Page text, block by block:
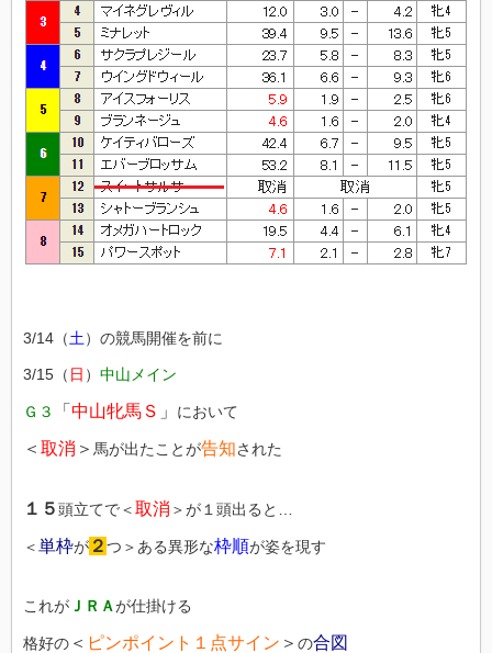
3/14（土）の競馬開催を前に
3/15（ 日 ） 中山メイン
Ｇ３ 「 中山牝馬Ｓ 」 において
＜ 取消 ＞ 馬が出たことが告知された
１５頭立てで＜取消 ＞が１頭出ると…
＜単枠が ２つ＞ある異形な枠順が姿を現す
これが ＪＲＡが仕掛ける
格好の ＜ ピンポイント１点サイン ＞ の合図